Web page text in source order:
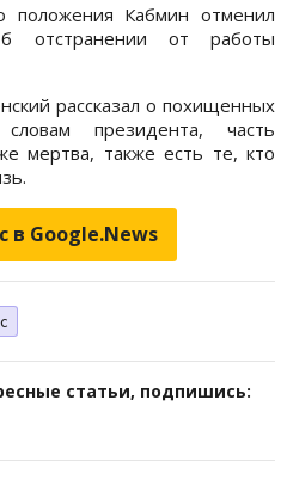
положения Кабмин отменил
отстранении от работы
рассказал о похищенных
президента, часть
мертва, также есть те, кто
в Google.News
статьи, подпишись: